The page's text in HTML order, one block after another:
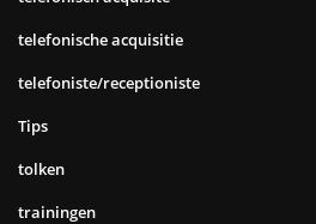
telefonische acquisitie
telefoniste/receptioniste
Tips
tolken
trainingen